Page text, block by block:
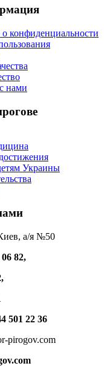
конфиденциальности
нами
Украины
а/я №50
82,
501 22 36
pirogov.com